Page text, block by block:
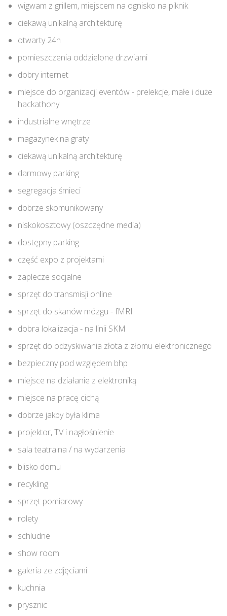
wigwam z grillem, miejscem na ognisko na piknik
ciekawą unikalną architekturę
otwarty 24h
pomieszczenia oddzielone drzwiami
dobry internet
miejsce do organizacji eventów - prelekcje, małe i duże
hackathony
industrialne wnętrze
magazynek na graty
ciekawą unikalną architekturę
darmowy parking
segregacja śmieci
dobrze skomunikowany
niskokosztowy (oszczędne media)
dostępny parking
część expo z projektami
zaplecze socjalne
sprzęt do transmisji online
sprzęt do skanów mózgu - fMRI
dobra lokalizacja - na linii SKM
sprzęt do odzyskiwania złota z złomu elektronicznego
bezpieczny pod względem bhp
miejsce na działanie z elektroniką
miejsce na pracę cichą
dobrze jakby była klima
projektor, TV i nagłośnienie
sala teatralna / na wydarzenia
blisko domu
recykling
sprzęt pomiarowy
rolety
schludne
show room
galeria ze zdjęciami
kuchnia
prysznic